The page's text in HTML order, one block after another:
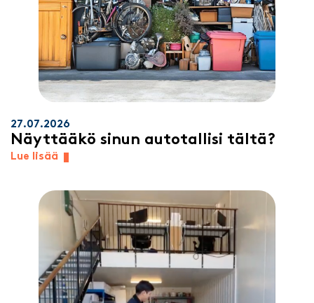
27.07.2026
Näyttääkö sinun autotallisi tältä?
Lue lisää